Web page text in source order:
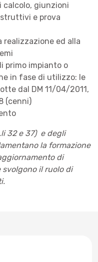
calcolo, giunzioni
e prova
realizzazione ed alla
primo impianto o
in fase di utilizzo: le
dal DM 11/04/2011,
(cenni)
32 e 37) e degli
la formazione
di
svolgono il ruolo di